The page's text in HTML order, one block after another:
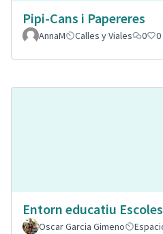
Pipi-Cans i Papereres
AnnaM
Calles y Viales 0 0
Entorn educatiu
Oscar Garcia Gimeno